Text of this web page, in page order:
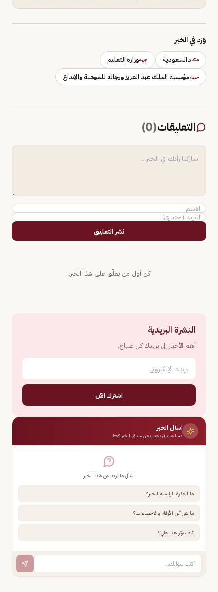
وَرَد في الخبر
مكانالسعودية جهةوزارة التعليم
جهةمؤسسة الملك عبد العزيز ورجاله للموهبة والإبداع
التعليقات(
0
)
نشر التعليق
كن أول من يعلّق على هذا الخبر.
النشرة البريدية
أهم الأخبار إلى بريدك كل صباح.
اشترك الآن
اسأل الخبر
مساعد ذكي يجيب من سياق الخبر فقط
اسأل ما تريد عن هذا الخبر
ما الفكرة الرئيسية للخبر؟
ما هي أبرز الأرقام والإحصاءات؟
كيف يؤثر هذا علي؟